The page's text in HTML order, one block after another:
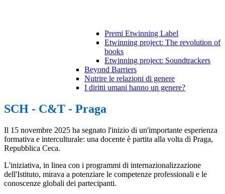
Premi Etwinning Label
Etwinning project: The revolution of
books
Etwinning project: Soundtrackers
Beyond Barriers
Nutrire le relazioni di genere
I diritti umani hanno un genere?
SCH - C&T - Praga
Il 15 novembre 2025 ha segnato l'inizio di un'importante esperienza
formativa e interculturale: una docente è partita alla volta di Praga,
Repubblica Ceca.
L'iniziativa, in linea con i programmi di internazionalizzazione
dell'Istituto, mirava a potenziare le competenze professionali e le
conoscenze globali dei partecipanti.